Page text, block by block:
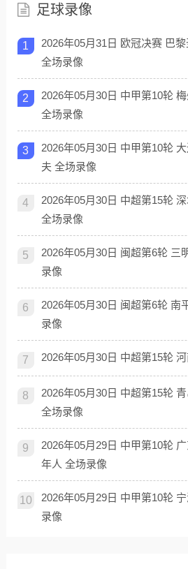
足球录像
1
2026年05月31日 欧冠决赛 巴
全场录像
2
2026年05月30日 中甲第10轮
全场录像
3
2026年05月30日 中甲第10轮
夫 全场录像
4
2026年05月30日 中超第15轮
全场录像
5
2026年05月30日 闽超第6轮 三
录像
6
2026年05月30日 闽超第6轮 南
录像
7 2026年05月30日 中超第15轮
8
2026年05月30日 中超第15轮
全场录像
9
2026年05月29日 中甲第10轮
年人 全场录像
10
2026年05月29日 中甲第10轮
录像